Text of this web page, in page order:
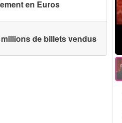
en Euros
millions de billets vendus